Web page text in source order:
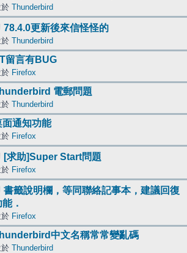
Thunderbird
78.4.0更新後來信怪怪的
Thunderbird
留言有BUG
Firefox
電郵問題
Thunderbird
面通知功能
Firefox
[求助]Super Start問題
Firefox
書籤說明欄，等同聯絡記事本，建議回復
．
Firefox
中文名稱常常變亂碼
Thunderbird